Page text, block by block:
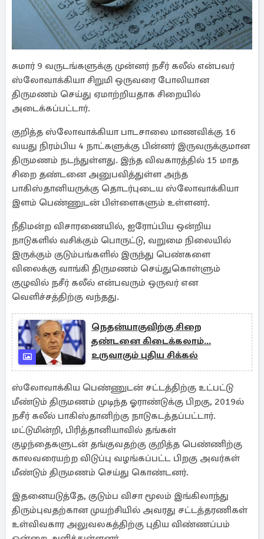
சுமார் 9 வருடங்களுக்கு முன்னர் நசீர் கலீல் என்பவர்
ஸ்லோவாக்கியா சிறுமி ஒருவரை போலியான
திருமணம் செய்து ஏமாற்றியதாக சிறையில்
அடைக்கப்பட்டார்.
குறித்த ஸ்லோவாக்கியா பாடசாலை மாணவிக்கு 16
வயது நிரம்பிய 4 நாட்களுக்கு பின்னர் இருவருக்குமான
திருமணம் நடந்துள்ளது. இந்த விவகாரத்தில் 15 மாத
சிறை தண்டனை அனுபவித்துள்ள அந்த
பாகிஸ்தானியருக்கு தொடர்புடைய ஸ்லோவாக்கியா
இளம் பெண்ணுடன் பிள்ளைகளும் உள்ளனர்.
நீதிமன்ற விசாரணையில், ஐரோப்பிய ஒன்றிய
நாடுகளில் வசிக்கும் பொருட்டு, வறுமை நிலையில்
இருக்கும் குடும்பங்களில் இருந்து பெண்களை
விலைக்கு வாங்கி திருமணம் செய்துகொள்ளும்
குழுவில் நசீர் கலீல் என்பவரும் ஒருவர் என
வெளிச்சத்திற்கு வந்தது.
நெதன்யாகுவிற்கு சிறை
தண்டனை கிடைக்கலாம்...
உருவாகும் புதிய சிக்கல்
ஸ்லோவாக்கிய பெண்ணுடன் சட்டத்திற்கு உட்பட்டு
மீண்டும் திருமணம் முடிந்த ஓராண்டுக்கு பிறகு, 2019ல்
நசீர் கலீல் பாகிஸ்தானிற்கு நாடுகடத்தப்பட்டார்.
மட்டுமின்றி, பிரித்தானியாவில் தங்கள்
குழந்தைகளுடன் தங்குவதற்கு குறித்த பெண்ணிற்கு
காலவரையற்ற விடுப்பு வழங்கப்பட்ட பிறகு அவர்கள்
மீண்டும் திருமணம் செய்து கொண்டனர்.
இதனையடுத்தே, குடும்ப விசா மூலம் இங்கிலாந்து
திரும்புவதற்கான முயற்சியில் அவரது சட்டத்தரணிகள்
உள்விவகார அலுவலகத்திற்கு புதிய விண்ணப்பம்